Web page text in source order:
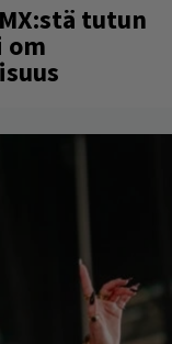
tutun
om